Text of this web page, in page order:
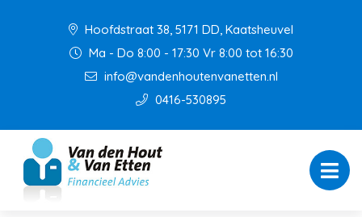
Hoofdstraat 38, 5171 DD, Kaatsheuvel
Ma - Do 8:00 - 17:30 Vr 8:00 tot 16:30
info@vandenhoutenvanetten.nl
0416-530895